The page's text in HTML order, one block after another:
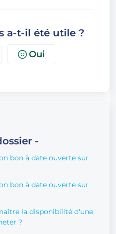
a-t-il été utile ?
Oui
-
bon à date ouverte sur
bon à date ouverte sur
la disponibilité d'une
?